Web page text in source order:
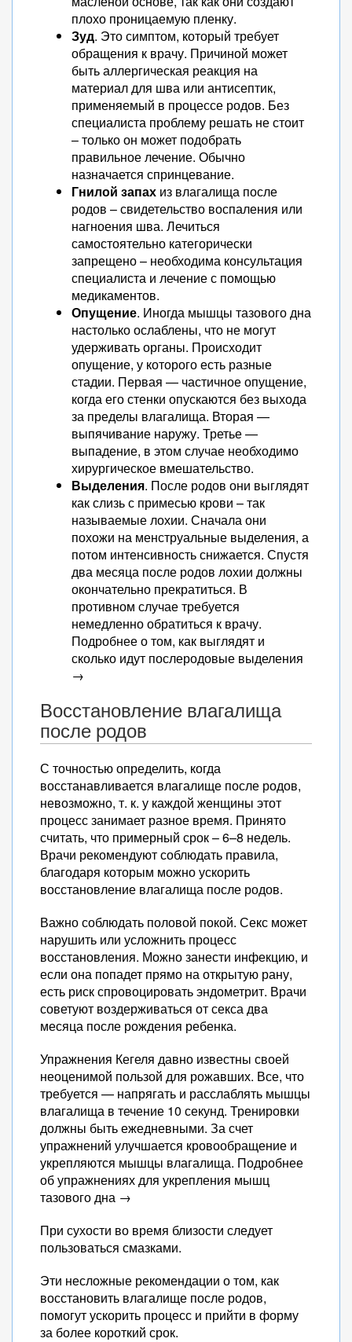
плохо проницаемую пленку.
Зуд. Это симптом, который требует
обращения к врачу. Причиной может
быть аллергическая реакция на
материал для шва или антисептик,
применяемый в процессе родов. Без
специалиста проблему решать не стоит
– только он может подобрать
правильное лечение. Обычно
назначается спринцевание.
Гнилой запах из влагалища после
родов – свидетельство воспаления или
нагноения шва. Лечиться
самостоятельно категорически
запрещено – необходима консультация
специалиста и лечение с помощью
медикаментов.
Опущение. Иногда мышцы тазового дна
настолько ослаблены, что не могут
удерживать органы. Происходит
опущение, у которого есть разные
стадии. Первая — частичное опущение,
когда его стенки опускаются без выхода
за пределы влагалища. Вторая —
выпячивание наружу. Третье —
выпадение, в этом случае необходимо
хирургическое вмешательство.
Выделения. После родов они выглядят
как слизь с примесью крови – так
называемые лохии. Сначала они
похожи на менструальные выделения, а
потом интенсивность снижается. Спустя
два месяца после родов лохии должны
окончательно прекратиться. В
противном случае требуется
немедленно обратиться к врачу.
Подробнее о том, как выглядят и
сколько идут послеродовые выделения
→
Восстановление влагалища
после родов
С точностью определить, когда
восстанавливается влагалище после родов,
невозможно, т. к. у каждой женщины этот
процесс занимает разное время. Принято
считать, что примерный срок – 6–8 недель.
Врачи рекомендуют соблюдать правила,
благодаря которым можно ускорить
восстановление влагалища после родов.
Важно соблюдать половой покой. Секс может
нарушить или усложнить процесс
восстановления. Можно занести инфекцию, и
если она попадет прямо на открытую рану,
есть риск спровоцировать эндометрит. Врачи
советуют воздерживаться от секса два
месяца после рождения ребенка.
Упражнения Кегеля давно известны своей
неоценимой пользой для рожавших. Все, что
требуется — напрягать и расслаблять мышцы
влагалища в течение 10 секунд. Тренировки
должны быть ежедневными. За счет
упражнений улучшается кровообращение и
укрепляются мышцы влагалища. Подробнее
об упражнениях для укрепления мышц
тазового дна →
При сухости во время близости следует
пользоваться смазками.
Эти несложные рекомендации о том, как
восстановить влагалище после родов,
помогут ускорить процесс и прийти в форму
за более короткий срок.